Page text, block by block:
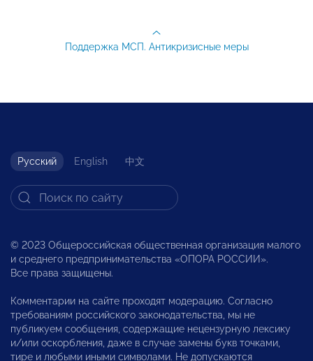
Поддержка МСП. Антикризисные меры
Русский English 中文
© 2023 Общероссийская общественная организация малого
и среднего предпринимательства «ОПОРА РОССИИ».
Все права защищены.
Комментарии на сайте проходят модерацию. Согласно
требованиям российского законодательства, мы не
публикуем сообщения, содержащие нецензурную лексику
и/или оскорбления, даже в случае замены букв точками,
тире и любыми иными символами. Не допускаются